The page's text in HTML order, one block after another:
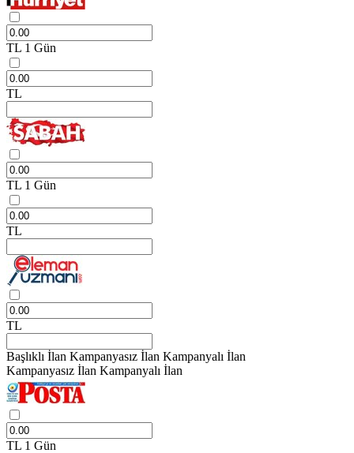
TL 1 Gün
TL
TL 1 Gün
TL
TL
Başlıklı İlan Kampanyasız İlan Kampanyalı İlan
Kampanyasız İlan Kampanyalı İlan
TL 1 Gün